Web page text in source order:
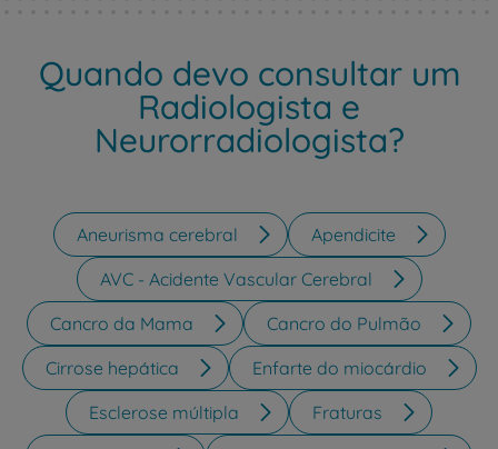
Quando devo consultar um
Radiologista e
Neurorradiologista?
Aneurisma cerebral
Apendicite
AVC - Acidente Vascular Cerebral
Cancro da Mama
Cancro do Pulmão
Cirrose hepática
Enfarte do miocárdio
Esclerose múltipla
Fraturas